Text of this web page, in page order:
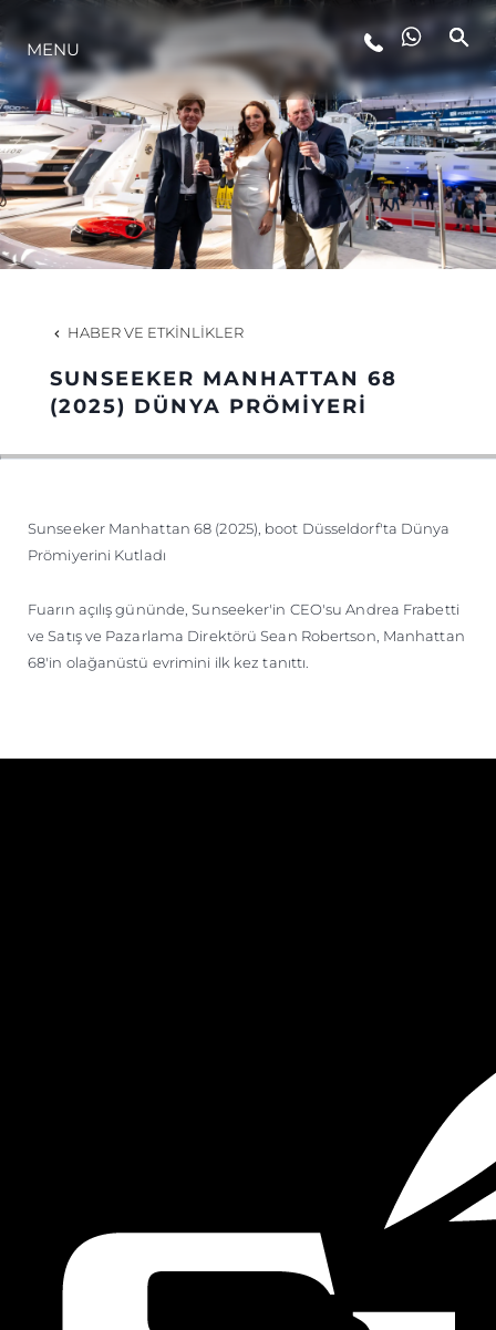
YAŞAM ŞEKLİ
YENILIK
ŞİRKET
EKIP
MİRAS
TEKNENIZIN PIYASA DEĞERINI
ÖĞRENIN
MENU
HABER VE ETKINLIKLER
SUNSEEKER MANHATTAN 68
(2025) DÜNYA PRÖMIYERI
Sunseeker Manhattan 68 (2025), boot Düsseldorf'ta Dünya
Prömiyerini Kutladı
Fuarın açılış gününde, Sunseeker'in CEO'su Andrea Frabetti
ve Satış ve Pazarlama Direktörü Sean Robertson, Manhattan
68'in olağanüstü evrimini ilk kez tanıttı.